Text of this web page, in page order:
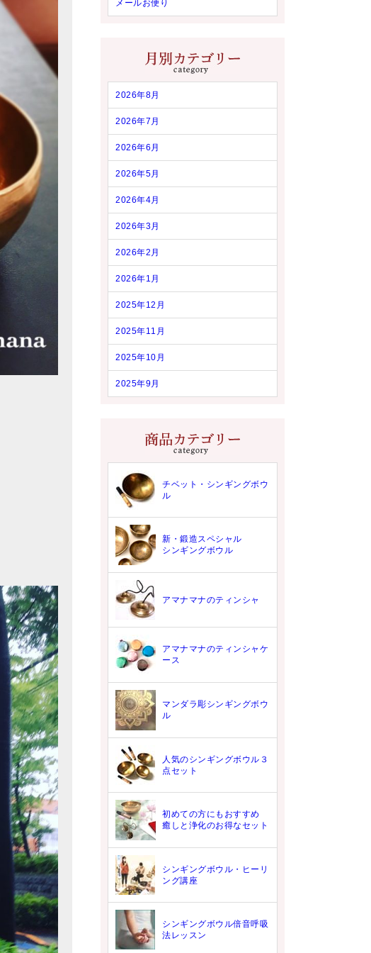
メールお便り
2026年8月
2026年7月
2026年6月
2026年5月
2026年4月
2026年3月
2026年2月
2026年1月
2025年12月
2025年11月
2025年10月
2025年9月
チベット・シンギングボウ
ル
新・鍛造スペシャル
シンギングボウル
アマナマナのティンシャ
アマナマナのティンシャケ
ース
マンダラ彫シンギングボウ
ル
人気のシンギングボウル３
点セット
初めての方にもおすすめ
癒しと浄化のお得なセット
シンギングボウル・ヒーリ
ング講座
シンギングボウル倍音呼吸
法レッスン